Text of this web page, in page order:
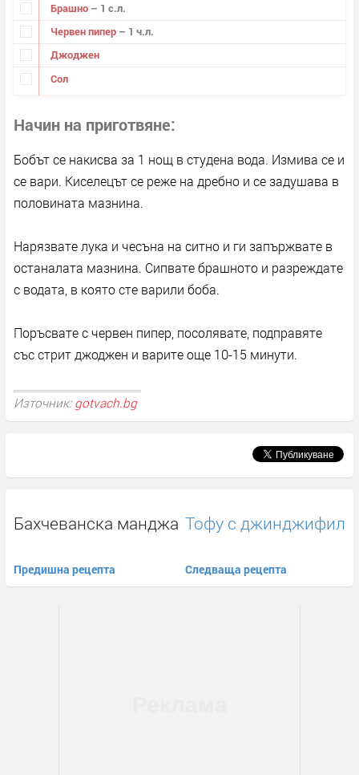
Брашно – 1 с.л.
Червен пипер – 1 ч.л.
Джоджен
Сол
Начин на приготвяне
Бобът се накисва за 1 нощ в студена вода. Измива се и
се вари. Киселецът се реже на дребно и се задушава в
половината мазнина.
Нарязвате лука и чесъна на ситно и ги запържвате в
останалата мазнина. Сипвате брашното и разреждате
с водата, в която сте варили боба.
Поръсвате с червен пипер, посолявате, подправяте
със стрит джоджен и варите още 10-15 минути.
Източник: gotvach.bg
Бахчеванска манджа
Предишна рецепта
Тофу с джинджифил
Следваща рецепта